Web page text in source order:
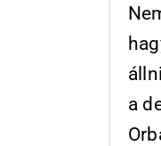
a